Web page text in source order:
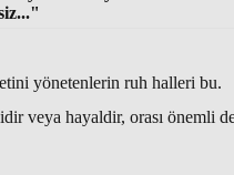
yönetenlerin ruh halleri bu.
veya hayaldir, orası önemli